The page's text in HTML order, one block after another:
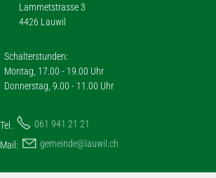
Lammetstrasse 3
4426 Lauwil
Schalterstunden:
Montag, 17.00 - 19.00 Uhr
Donnerstag, 9.00 - 11.00 Uhr
Tel.
061 941 21 21
Mail:
g m nd l w l ch